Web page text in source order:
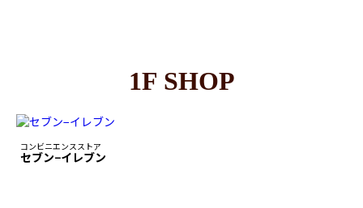
1F SHOP
コンビニエンスストア
セブン−イレブン